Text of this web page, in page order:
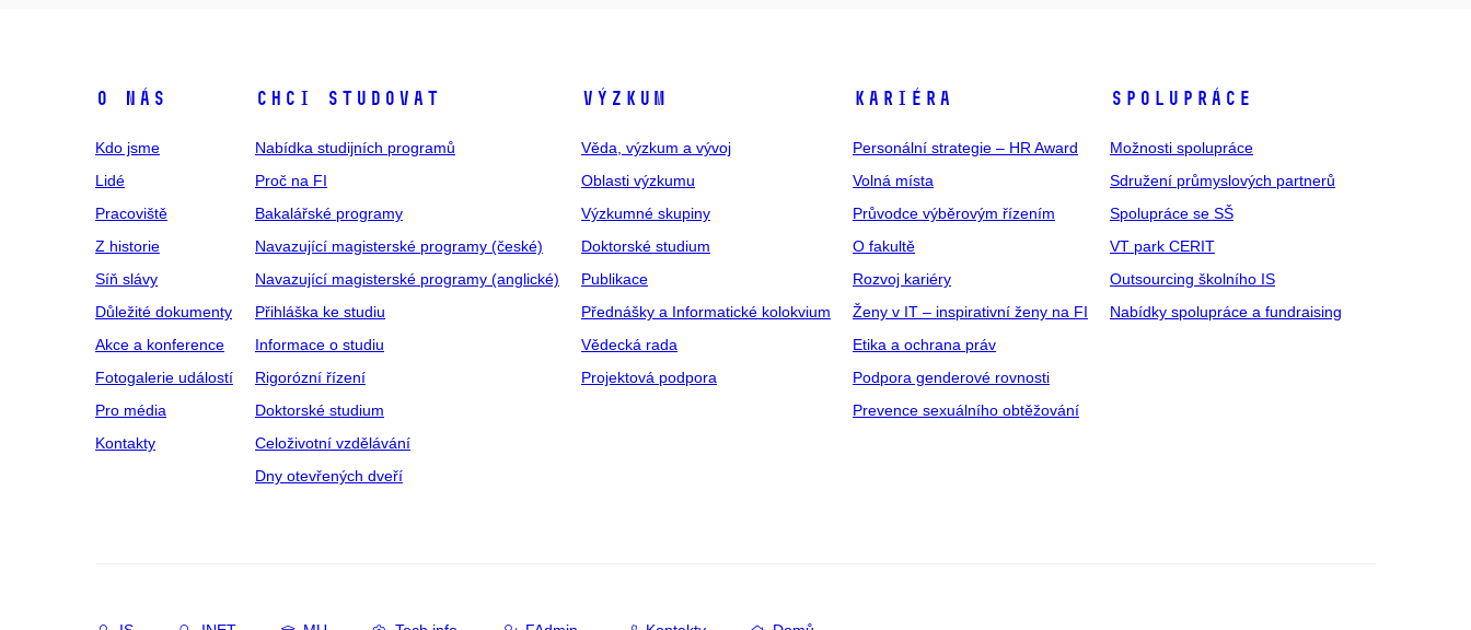
O NÁS
Kdo jsme
Lidé
Pracoviště
Z historie
Síň slávy
Důležité dokumenty
Akce a konference
Fotogalerie událostí
Pro média
Kontakty
CHCI STUDOVAT
Nabídka studijních programů
Proč na FI
Bakalářské programy
Navazující magisterské programy (české)
Navazující magisterské programy (anglické)
Přihláška ke studiu
Informace o studiu
Rigorózní řízení
Doktorské studium
Celoživotní vzdělávání
Dny otevřených dveří
VÝZKUM
Věda, výzkum a vývoj
Oblasti výzkumu
Výzkumné skupiny
Doktorské studium
Publikace
Přednášky a Informatické kolokvium
Vědecká rada
Projektová podpora
KARIÉRA
Personální strategie – HR Award
Volná místa
Průvodce výběrovým řízením
O fakultě
Rozvoj kariéry
Ženy v IT – inspirativní ženy na FI
Etika a ochrana práv
Podpora genderové rovnosti
Prevence sexuálního obtěžování
SPOLUPRÁCE
Možnosti spolupráce
Sdružení průmyslových partnerů
Spolupráce se SŠ
VT park CERIT
Outsourcing školního IS
Nabídky spolupráce a fundraising